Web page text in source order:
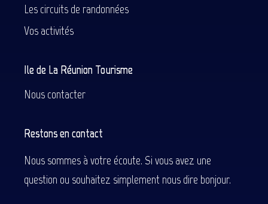
Les circuits de randonnées
Vos activités
Ile de La Réunion Tourisme
Nous contacter
Restons en contact
Nous sommes à votre écoute. Si vous avez une
question ou souhaitez simplement nous dire bonjour.